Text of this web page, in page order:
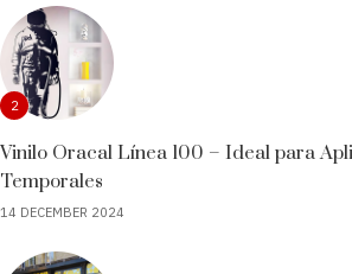
2
Vinilo Oracal Línea 100 – Ideal para
Temporales
14 DECEMBER 2024